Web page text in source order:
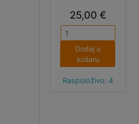
punjačem li-ion
baterija,
buzzerom,
reset i
korisničkim
ON/OFF
25,00 €
Dodaj u
košaru
Raspoloživo: 4